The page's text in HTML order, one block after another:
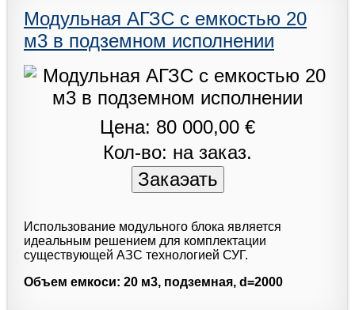
Модульная АГЗС с емкостью 20
м3 в подземном исполнении
Цена: 80 000,00 €
Кол-во: на заказ.
Использование модульного блока является
идеальным решением для комплектации
существующей АЗС технологией СУГ.
Объем емкоси: 20 м3, подземная, d=2000